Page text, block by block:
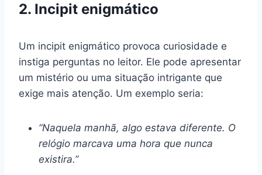
2. Incipit enigmático
Um incipit enigmático provoca curiosidade e
instiga perguntas no leitor. Ele pode apresentar
um mistério ou uma situação intrigante que
exige mais atenção. Um exemplo seria:
“Naquela manhã, algo estava diferente. O
relógio marcava uma hora que nunca
existira.”